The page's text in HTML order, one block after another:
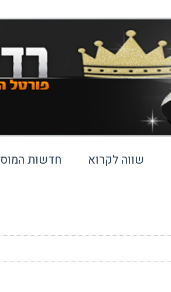
שווה לקרוא חדשות